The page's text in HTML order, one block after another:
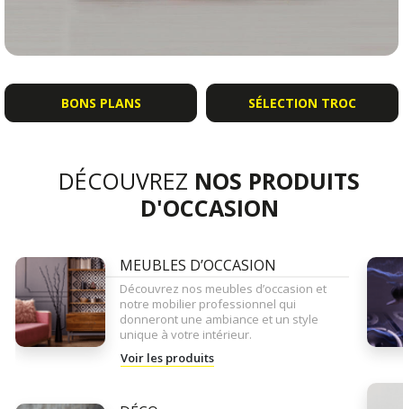
BONS PLANS SÉLECTION TROC
DÉCOUVREZ NOS PRODUITS
D'OCCASION
MEUBLES D’OCCASION
Découvrez nos meubles d’occasion et
notre mobilier professionnel qui
donneront une ambiance et un style
unique à votre intérieur.
Voir les produits